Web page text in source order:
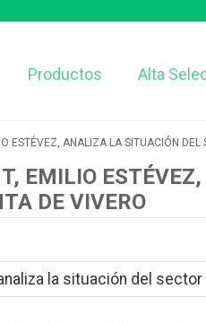
Productos Alta
ESTÉVEZ, ANALIZA LA SITUACIÓN
EMILIO
DE VIVERO